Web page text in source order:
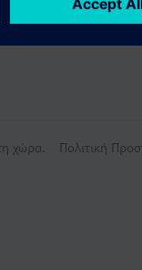
χώρα. Πολιτική